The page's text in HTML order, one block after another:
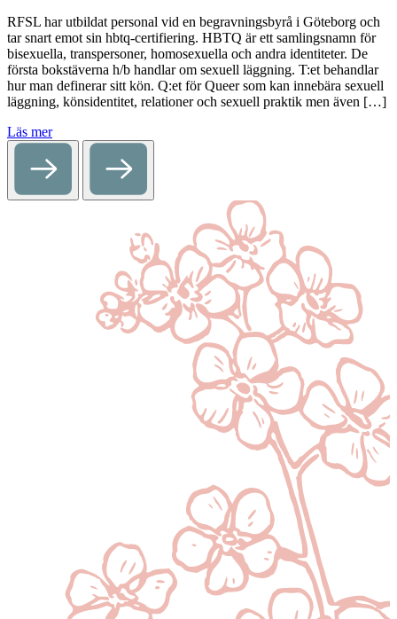
RFSL har utbildat personal vid en begravningsbyrå i Göteborg och
tar snart emot sin hbtq-certifiering. HBTQ är ett samlingsnamn för
bisexuella, transpersoner, homosexuella och andra identiteter. De
första bokstäverna h/b handlar om sexuell läggning. T:et behandlar
hur man definerar sitt kön. Q:et för Queer som kan innebära sexuell
läggning, könsidentitet, relationer och sexuell praktik men även […]
Läs mer